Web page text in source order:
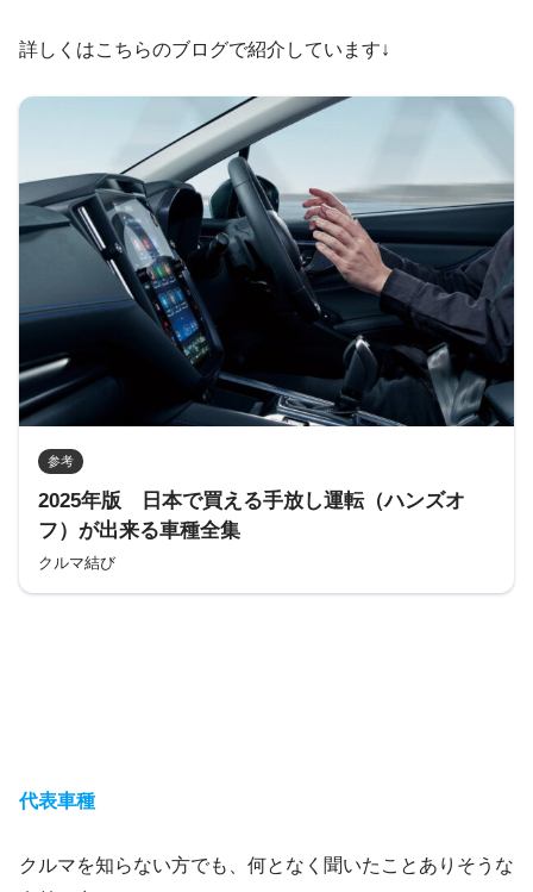
詳しくはこちらのブログで紹介しています↓
参考
2025年版 日本で買える手放し運転（ハンズオ
フ）が出来る車種全集
クルマ結び
代表車種
クルマを知らない方でも、何となく聞いたことありそうな